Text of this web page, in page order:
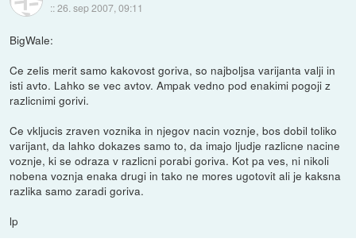
::26. sep 2007, 09:11
BigWale:
Ce zelis merit samo kakovost goriva, so najboljsa varijanta valji in
isti avto. Lahko se vec avtov. Ampak vedno pod enakimi pogoji z
razlicnimi gorivi.
Ce vkljucis zraven voznika in njegov nacin voznje, bos dobil toliko
varijant, da lahko dokazes samo to, da imajo ljudje razlicne nacine
voznje, ki se odraza v razlicni porabi goriva. Kot pa ves, ni nikoli
nobena voznja enaka drugi in tako ne mores ugotovit ali je kaksna
razlika samo zaradi goriva.
lp